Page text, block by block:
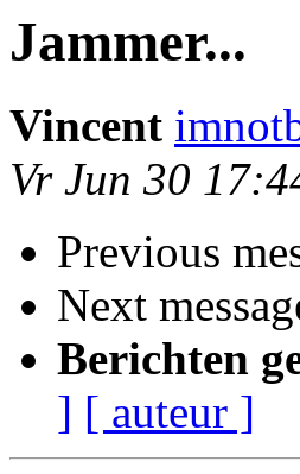
Jammer...
Vincent
Vr Jun 30
Previous
Next
Berichten
] [ auteur ]